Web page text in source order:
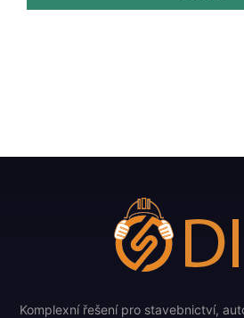
Komplexní řešení pro stavebnictví,